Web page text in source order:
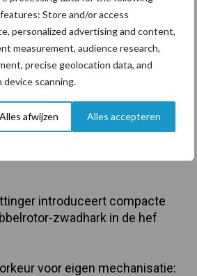
Store and/or access
personalized advertising and content,
measurement, audience research,
precise geolocation data, and
scanning.
Alles afwijzen Alles accepteren
Partner nieuws
naar praktische
is in Polen
Franse bedrijven over de grens
introduceert compacte
zwadhark in de hef
voor eigen mechanisatie: